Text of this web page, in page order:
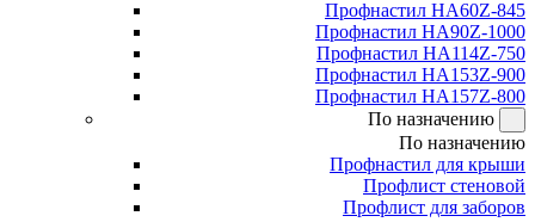
Профнастил НА60Z-845
Профнастил НА90Z-1000
Профнастил НА114Z-750
Профнастил НА153Z-900
Профнастил НА157Z-800
По назначению
По назначению
Профнастил для крыши
Профлист стеновой
Профлист для заборов